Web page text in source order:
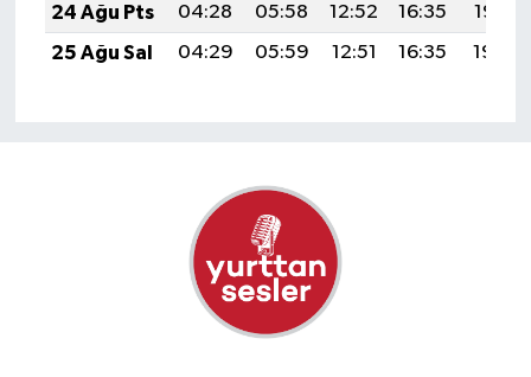
24 Ağu Pts
04:28 05:58 12:52 16:35
19:36
25 Ağu Sal
04:29 05:59 12:51 16:35 19:34